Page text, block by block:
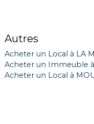
Autres
Acheter un Local à LA
Acheter un Immeuble
Acheter un Local à